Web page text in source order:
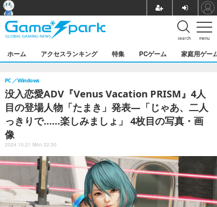
menu
search
ホーム アクセスランキング 特集 PCゲーム 家庭用ゲー
没入恋愛ADV『Venus Vacation PRISM』4人
目の登場人物「たまき」発表―「じゃあ、二人
っきりで……楽しみましょ」 4枚目の写真・画
像
PC Windows
2024.10.21 Mon 22:30